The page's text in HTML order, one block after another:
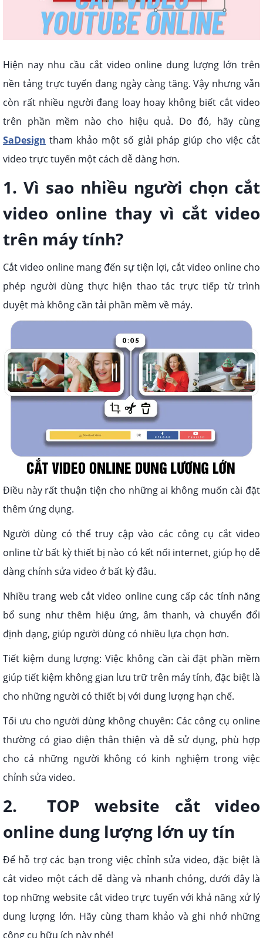
Hiện nay nhu cầu cắt video online dung lượng lớn trên
nền tảng trực tuyến đang ngày càng tăng. Vậy nhưng vẫn
còn rất nhiều người đang loay hoay không biết cắt video
trên phần mềm nào cho hiệu quả. Do đó, hãy cùng
SaDesign tham khảo một số giải pháp giúp cho việc cắt
video trực tuyến một cách dễ dàng hơn.
1. Vì sao nhiều người chọn cắt
video online thay vì cắt video
trên máy tính?
Cắt video online mang đến sự tiện lợi, cắt video online cho
phép người dùng thực hiện thao tác trực tiếp từ trình
duyệt mà không cần tải phần mềm về máy.
Điều này rất thuận tiện cho những ai không muốn cài đặt
thêm ứng dụng.
Người dùng có thể truy cập vào các công cụ cắt video
online từ bất kỳ thiết bị nào có kết nối internet, giúp họ dễ
dàng chỉnh sửa video ở bất kỳ đâu.
Nhiều trang web cắt video online cung cấp các tính năng
bổ sung như thêm hiệu ứng, âm thanh, và chuyển đổi
định dạng, giúp người dùng có nhiều lựa chọn hơn.
Tiết kiệm dung lượng: Việc không cần cài đặt phần mềm
giúp tiết kiệm không gian lưu trữ trên máy tính, đặc biệt là
cho những người có thiết bị với dung lượng hạn chế.
Tối ưu cho người dùng không chuyên: Các công cụ online
thường có giao diện thân thiện và dễ sử dụng, phù hợp
cho cả những người không có kinh nghiệm trong việc
chỉnh sửa video.
2. TOP website cắt video
online dung lượng lớn uy tín
Để hỗ trợ các bạn trong việc chỉnh sửa video, đặc biệt là
cắt video một cách dễ dàng và nhanh chóng, dưới đây là
top những website cắt video trực tuyến với khả năng xử lý
dung lượng lớn. Hãy cùng tham khảo và ghi nhớ những
công cụ hữu ích này nhé!